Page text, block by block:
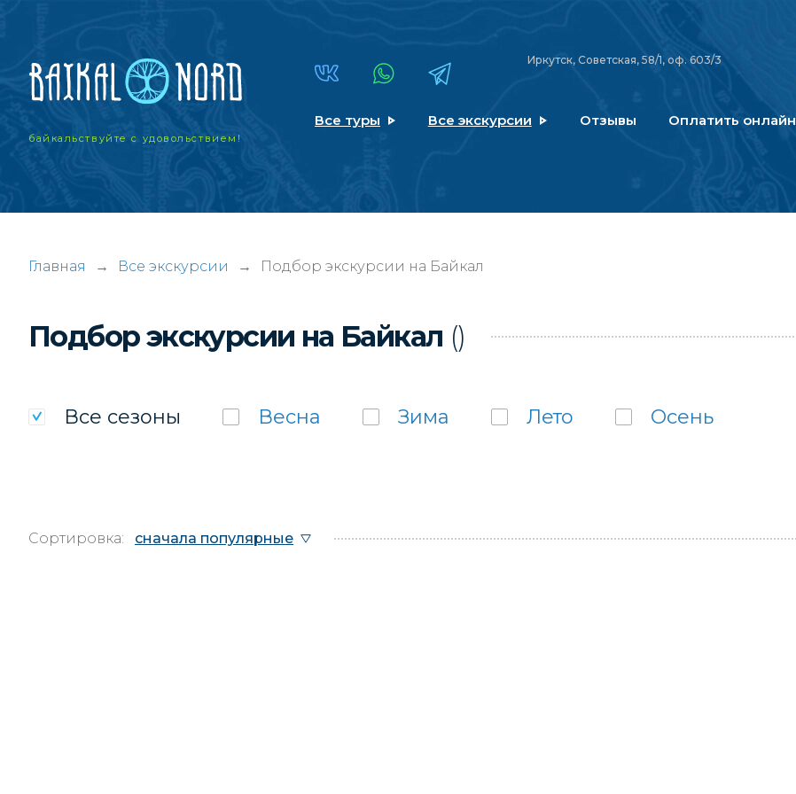
байкальствуйтес удовольствием!
Иркутск, Советская, 58/1, оф. 603/3
Все туры Все экскурсии Отзывы Оплатить онлайн
Главная → Все экскурсии → Подбор экскурсии на Байкал
Подбор экскурсии на Байкал ()
Все сезоны Весна Зима Лето Осень
Сортировка: сначала популярные